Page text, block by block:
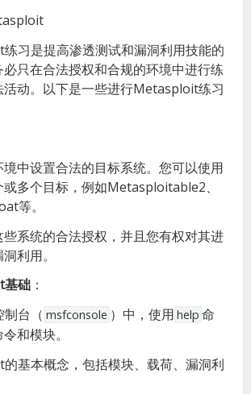
习是提高渗透测试和漏洞利用技能的
只在合法授权和合规的环境中进行练
活动。以下是一些进行Metasploit练习
中设置合法的目标系统。您可以使用
多个目标，例如Metasploitable2、
等。
系统的合法授权，并且您有权对其进
利用。
础 ：
台（ msfconsole ）中，使用 help 命
和模块。
基本概念，包括模块、载荷、漏洞利